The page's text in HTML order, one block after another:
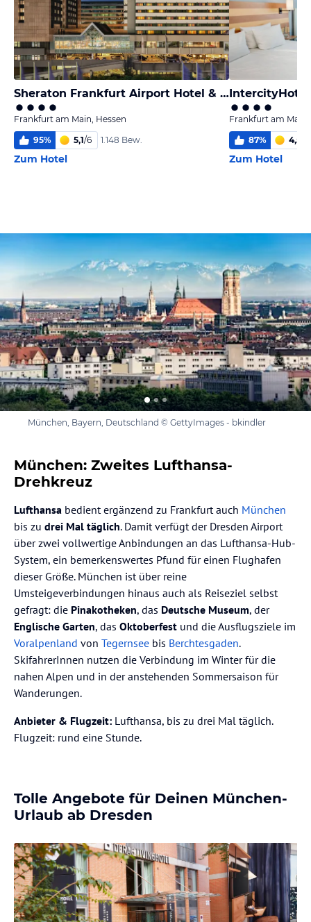
Sheraton Frankfurt Airport Hotel & Conference Center
Frankfurt am Main, Hessen
95% 5,1/6 1.148 Bew.
Zum Hotel
Frankfurt am Main,
87% 4,5
Zum Hotel
München, Bayern, Deutschland © GettyImages - bkindler
München: Zweites Lufthansa-
Drehkreuz
Lufthansa bedient ergänzend zu Frankfurt auch München
bis zu drei Mal täglich. Damit verfügt der Dresden Airport
über zwei vollwertige Anbindungen an das Lufthansa-Hub-
System, ein bemerkenswertes Pfund für einen Flughafen
dieser Größe. München ist über reine
Umsteigeverbindungen hinaus auch als Reiseziel selbst
gefragt: die Pinakotheken, das Deutsche Museum, der
Englische Garten, das Oktoberfest und die Ausflugsziele im
Voralpenland von Tegernsee bis Berchtesgaden.
SkifahrerInnen nutzen die Verbindung im Winter für die
nahen Alpen und in der anstehenden Sommersaison für
Wanderungen.
Anbieter & Flugzeit: Lufthansa, bis zu drei Mal täglich.
Flugzeit: rund eine Stunde.
Tolle Angebote für Deinen München-
Urlaub ab Dresden